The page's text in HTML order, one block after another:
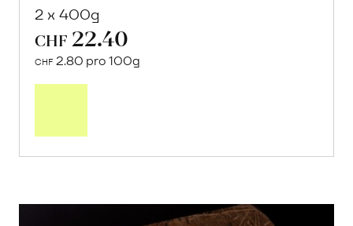
2 x 400g
CHF 22.40
CHF 2.80 pro 100g